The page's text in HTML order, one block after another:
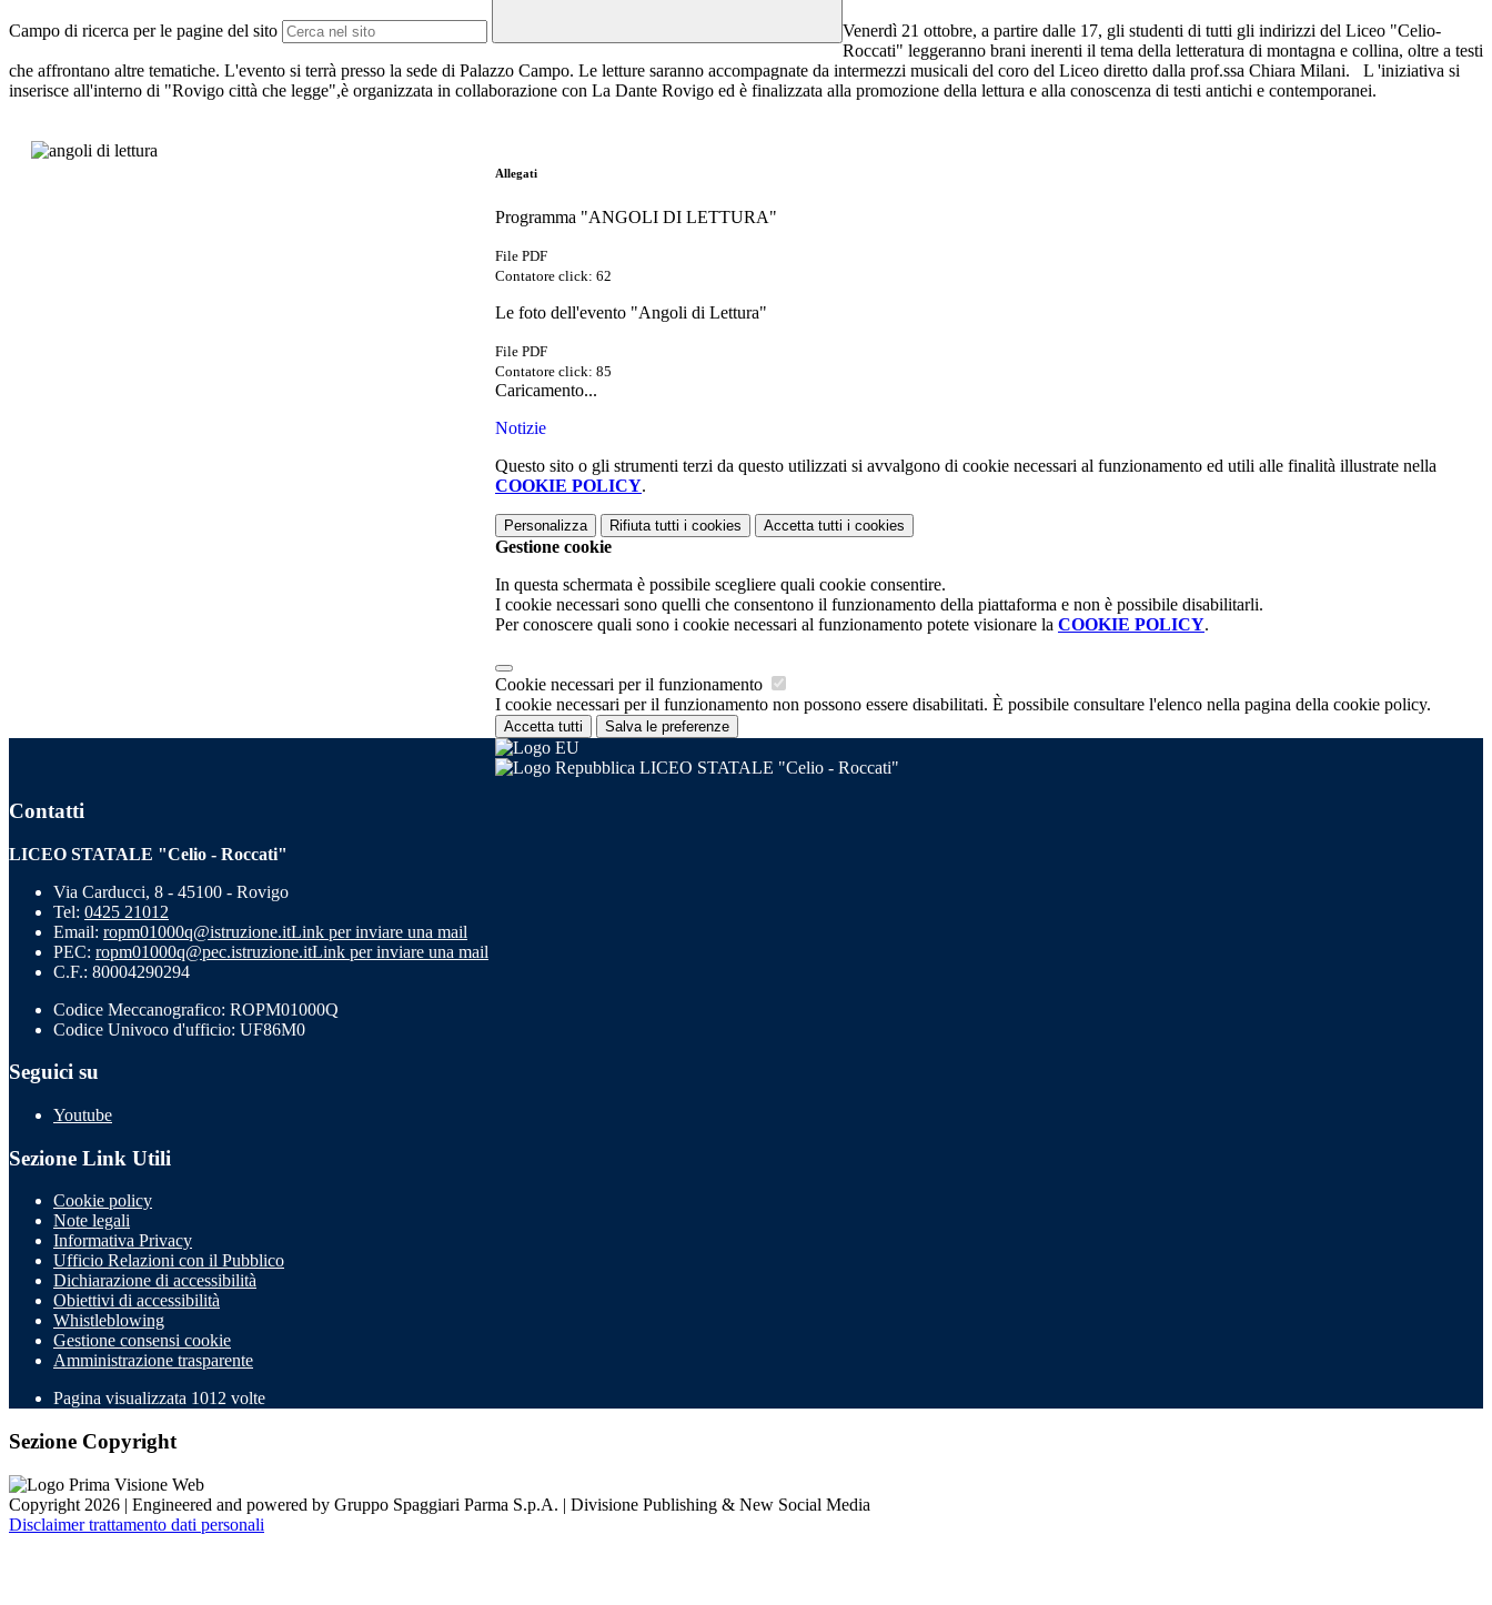
Campo di ricerca per le pagine del sito
Venerdì 21 ottobre, a partire dalle 17, gli studenti di tutti gli indirizzi del Liceo "Celio-
Roccati" leggeranno brani inerenti il tema della letteratura di montagna e collina, oltre a testi
che affrontano altre tematiche. L'evento si terrà presso la sede di Palazzo Campo. Le letture saranno accompagnate da intermezzi musicali del coro del Liceo diretto dalla prof.ssa Chiara Milani. L 'iniziativa si
inserisce all'interno di "Rovigo città che legge",è organizzata in collaborazione con La Dante Rovigo ed è finalizzata alla promozione della lettura e alla conoscenza di testi antichi e contemporanei.
Allegati
Programma "ANGOLI DI LETTURA"
File PDF
Contatore click: 62
Le foto dell'evento "Angoli di Lettura"
File PDF
Contatore click: 85
Caricamento...
Notizie
Questo sito o gli strumenti terzi da questo utilizzati si avvalgono di cookie necessari al funzionamento ed utili alle finalità illustrate nella
COOKIE POLICY.
Personalizza Rifiuta tutti i cookies Accetta tutti i cookies
Gestione cookie
In questa schermata è possibile scegliere quali cookie consentire.
I cookie necessari sono quelli che consentono il funzionamento della piattaforma e non è possibile disabilitarli.
Per conoscere quali sono i cookie necessari al funzionamento potete visionare la COOKIE POLICY.
Cookie necessari per il funzionamento
I cookie necessari per il funzionamento non possono essere disabilitati. È possibile consultare l'elenco nella pagina della cookie policy.
Accetta tutti Salva le preferenze
LICEO STATALE "Celio - Roccati"
Contatti
LICEO STATALE "Celio - Roccati"
Via Carducci, 8 - 45100 - Rovigo
Tel: 0425 21012
Email: ropm01000q@istruzione.itLink per inviare una mail
PEC: ropm01000q@pec.istruzione.itLink per inviare una mail
C.F.: 80004290294
Codice Meccanografico: ROPM01000Q
Codice Univoco d'ufficio: UF86M0
Seguici su
Youtube
Sezione Link Utili
Cookie policy
Note legali
Informativa Privacy
Ufficio Relazioni con il Pubblico
Dichiarazione di accessibilità
Obiettivi di accessibilità
Whistleblowing
Gestione consensi cookie
Amministrazione trasparente
Pagina visualizzata 1012 volte
Sezione Copyright
Copyright 2026 | Engineered and powered by Gruppo Spaggiari Parma S.p.A. | Divisione Publishing & New Social Media
Disclaimer trattamento dati personali